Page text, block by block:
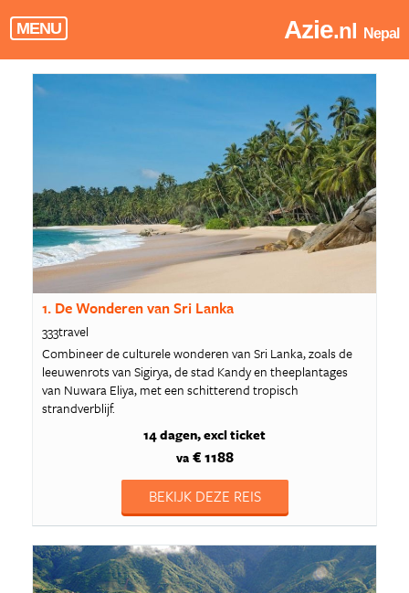
MENU Azie.nl Nepal
1. De Wonderen van Sri Lanka
333travel
Combineer de culturele wonderen van Sri Lanka, zoals de
leeuwenrots van Sigirya, de stad Kandy en theeplantages
van Nuwara Eliya, met een schitterend tropisch
strandverblijf.
14 dagen excl ticket
va€ 1188
BEKIJK DEZE REIS